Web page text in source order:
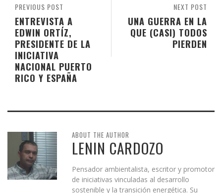
NEXT POST
UNA GUERRA EN LA
QUE (CASI) TODOS
PIERDEN
PREVIOUS POST
ENTREVISTA A
EDWIN ORTÍZ,
PRESIDENTE DE LA
INICIATIVA
NACIONAL PUERTO
RICO Y ESPAÑA
ABOUT THE AUTHOR
LENIN CARDOZO
Pensador ambientalista, escritor y promotor
de iniciativas vinculadas al desarrollo
sostenible y la transición energética. Su